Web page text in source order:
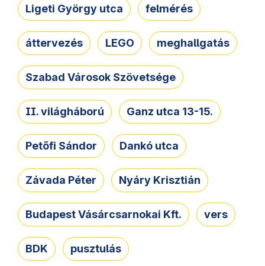
Ligeti György utca felmérés
áttervezés LEGO meghallgatás
Szabad Városok Szövetsége
II. világháború Ganz utca 13-15.
Petőfi Sándor Dankó utca
Závada Péter Nyáry Krisztián
Budapest Vásárcsarnokai Kft. vers
BDK pusztulás